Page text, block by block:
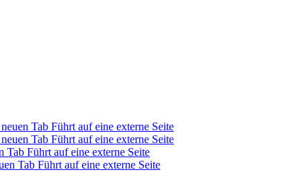
Tab Führt auf eine externe Seite
Tab Führt auf eine externe Seite
Tab Führt auf eine externe Seite
Tab Führt auf eine externe Seite